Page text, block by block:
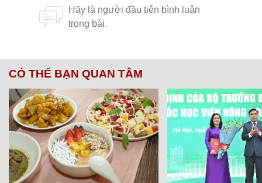
CÓ THỂ BẠN QUAN TÂM